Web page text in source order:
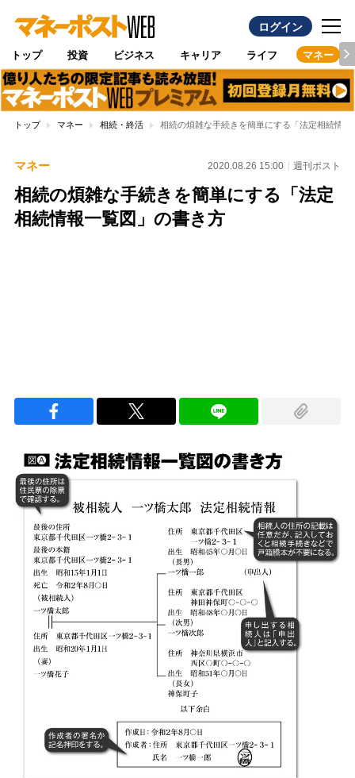
ログイン
トップ 投資 ビジネス キャリア ライフ マネー
トップ マネー 相続・終活 相続の煩雑な手続きを簡単にする「法定相続情報
マネー 2020.08.26 15:00 週刊ポスト
相続の煩雑な手続きを簡単にする「法定
相続情報一覧図」の書き方